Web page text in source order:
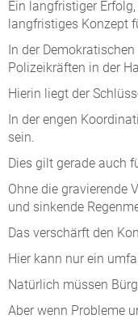
Ein langfristiger
langfristiges Konzept
In der
Polizeikräften in der
Hierin liegt der
In der engen
sein.
Dies gilt gerade auch
Ohne die gravierende
und sinkende
Das verschärft den
Hier kann nur ein
Natürlich müssen
Aber wenn Probleme